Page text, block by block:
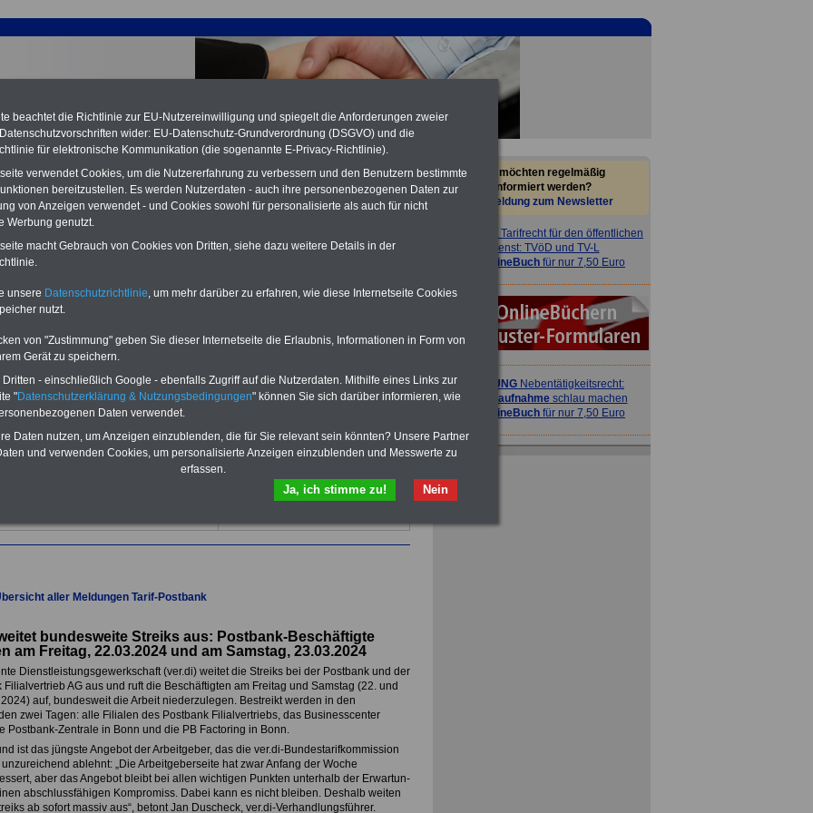
ver.di weitet bundesweite Streiks aus: Postbank-
streiken am Freitag, 22.03.2024 und am Samstag,
Neu aufgelegt: Oktober 2025
Zum Komplettpreis von nur 15,00
Euro (inkl. MwSt.) bei einer Laufzeit
wichtigen Fragen zum Öffentlichen
Dienst auf dem Laufenden, u.a.
Im PortalPDF-SERVICE findn Sie
daseBook Tarifrecht öffentlicher
Dienst (TVöD, TV-L)
10 Bücher bzw. eBooks zum
herunterladen, lesen und
aller Meldungen Tarif-Postbank
bundesweite Streiks aus: Postbank-Beschäftigte
am Freitag, 22.03.2024 und am Samstag, 23.03.2024
Dienstleistungsgewerkschaft (ver.di) weitet die Streiks bei der Postbank und der
Filialvertrieb AG aus und ruft die Beschäftigten am Freitag und Samstag (22. und
auf, bundesweit die Arbeit niederzulegen. Bestreikt werden in den
zwei Tagen: alle Filialen des Postbank Filialvertriebs, das Businesscenter
Postbank-Zentrale in Bonn und die PB Factoring in Bonn.
ist das jüngste Angebot der Arbeitgeber, das die ver.di-Bundestarifkommission
ablehnt: „Die Arbeitgeberseite hat zwar Anfang der Woche
aber das Angebot bleibt bei allen wichtigen Punkten unterhalb der Erwartun­
abschlussfähigen Kompromiss. Dabei kann es nicht bleiben. Deshalb weiten
ab sofort massiv aus“, betont Jan Duscheck, ver.di-Verhandlungsführer.
Sie möchten regelmäßig
informiert werden?
Anmeldung zum Newsletter
Tarifrecht für den öffentlichen
Dienst: TVöD und TV-L
OnlineBuch für nur 7,50 Euro
ACHTUNG Nebentätigkeitsrecht:
vor Jobaufnahmeschlau machen
OnlineBuch für nur 7,50 Euro
ACHTUNG
beachtet die Richtlinie zur EU-Nutzereinwilligung und spiegelt die Anforderungen zweier
wider: EU-Datenschutz-Grundverordnung (DSGVO) und die
für elektronische Kommunikation (die sogenannte E-Privacy-Richtlinie).
verwendet Cookies, um die Nutzererfahrung zu verbessern und den Benutzern bestimmte
bereitzustellen. Es werden Nutzerdaten - auch ihre personenbezogenen Daten zur
von Anzeigen verwendet - und Cookies sowohl für personalisierte als auch für nicht
Werbung genutzt.
macht Gebrauch von Cookies von Dritten, siehe dazu weitere Details in der
unsere Datenschutzrichtlinie, um mehr darüber zu erfahren, wie diese Internetseite Cookies
nutzt.
von "Zustimmung" geben Sie dieser Internetseite die Erlaubnis, Informationen in Form von
Gerät zu speichern.
- einschließlich Google - ebenfalls Zugriff auf die Nutzerdaten. Mithilfe eines Links zur
"Datenschutzerklärung & Nutzungsbedingungen" können Sie sich darüber informieren, wie
Daten verwendet.
Daten nutzen, um Anzeigen einzublenden, die für Sie relevant sein könnten? Unsere Partner
und verwenden Cookies, um personalisierte Anzeigen einzublenden und Messwerte zu
erfassen.
Nein
Ja, ich stimme zu!